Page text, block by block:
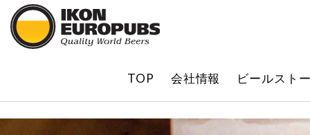
TOP 会社情報 ビールスト